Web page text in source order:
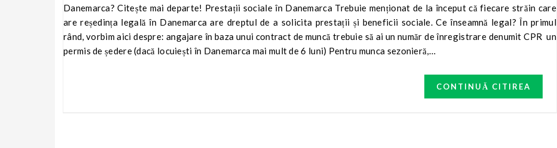
Danemarca? Citește mai departe! Prestații sociale în Danemarca Trebuie menționat de la început că fiecare străin care
are reședința legală în Danemarca are dreptul de a solicita prestații și beneficii sociale. Ce înseamnă legal? În primul
rând, vorbim aici despre: angajare în baza unui contract de muncă trebuie să ai un număr de înregistrare denumit CPR un
permis de ședere (dacă locuiești în Danemarca mai mult de 6 luni) Pentru munca sezonieră,…
CONTINUĂ CITIREA